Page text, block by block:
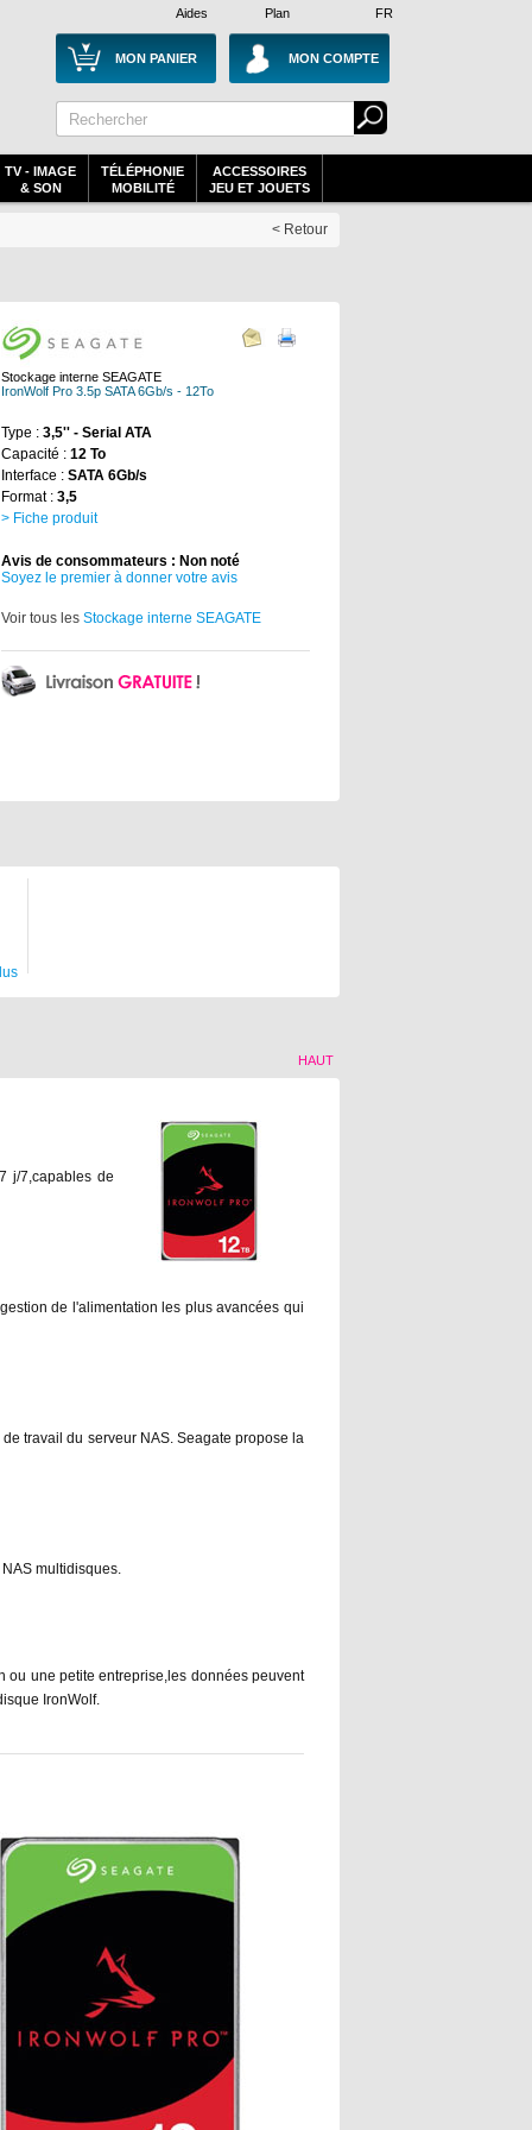
Plan
Aides FR
MON PANIER MON COMPTE
TV - IMAGE
& SON
TÉLÉPHONIE
MOBILITÉ
ACCESSOIRES
JEU ET JOUETS
< Retour
Stockage interne SEAGATE
IronWolf Pro 3.5p SATA 6Gb/s - 12To
Type : 3,5'' - Serial ATA
Capacité : 12 To
Interface : SATA 6Gb/s
Format : 3,5
> Fiche produit
Avis de consommateurs : Non noté
Soyez le premier à donner votre avis
Voir tous les Stockage interne SEAGATE
HAUT
j/7,capables de
de l'alimentation les plus avancées qui
travail du serveur NAS. Seagate propose la
multidisques.
ou une petite entreprise,les données peuvent
IronWolf.